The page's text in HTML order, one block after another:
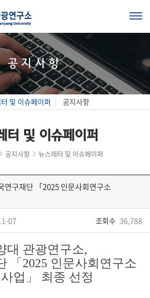
공지사항
및 이슈페이퍼 공지사항
터 및 이슈페이퍼
공지사항 뉴스레터 및 이슈페이퍼
연구재단 「2025 인문사회연구소
07 조회수 36,788
대 관광연구소,
「2025 인문사회연구소
업」 최종 선정